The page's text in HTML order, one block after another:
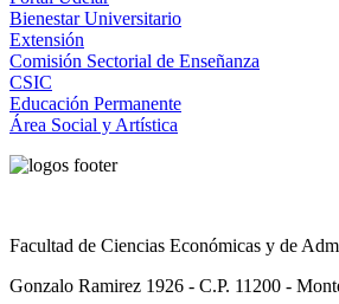
Bienestar Universitario
Extensión
Comisión Sectorial de Enseñanza
CSIC
Educación Permanente
Área Social y Artística
Facultad de Ciencias Económicas y de
Gonzalo Ramirez 1926 - C.P. 11200 -